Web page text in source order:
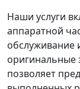
Наши услуги
аппаратной
обслуживание
оригинальные
позволяет